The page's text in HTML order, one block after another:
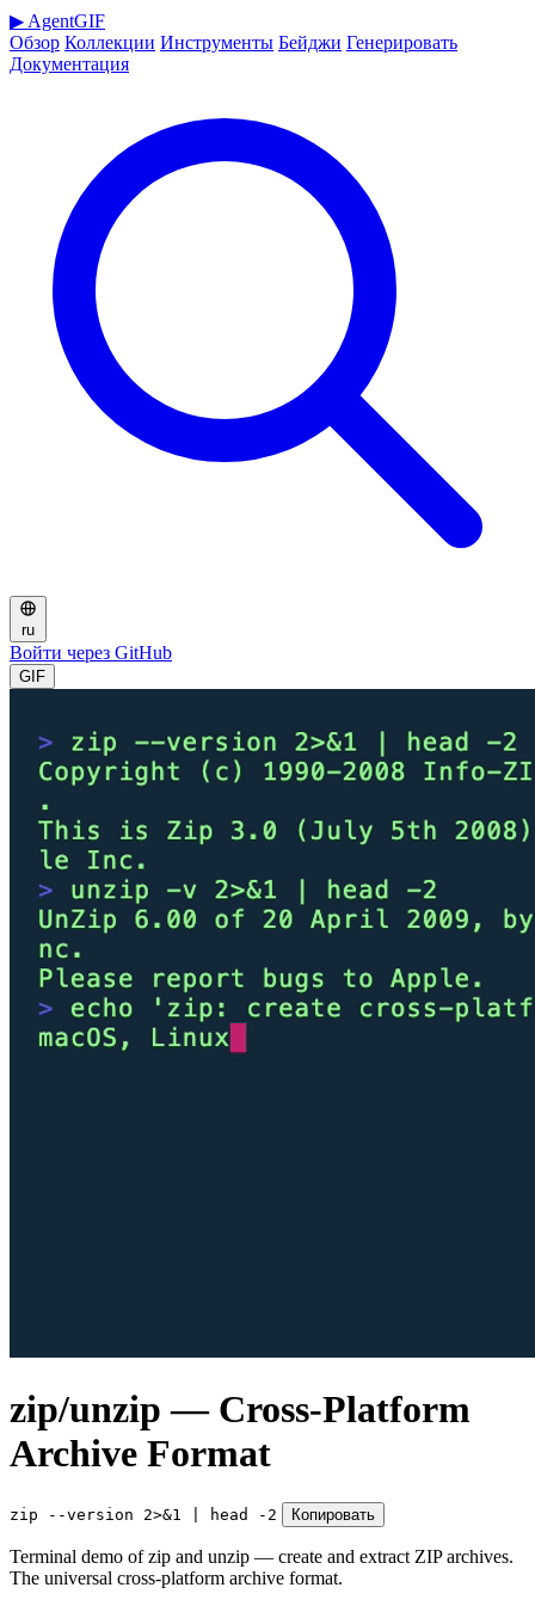
▶ AgentGIF
Обзор Коллекции Инструменты Бейджи Генерировать
Документация
ru
Войти через GitHub
GIF
zip/unzip — Cross-Platform
Archive Format
zip --version 2>&1 | head -2 Копировать
Terminal demo of zip and unzip — create and extract ZIP archives.
The universal cross-platform archive format.